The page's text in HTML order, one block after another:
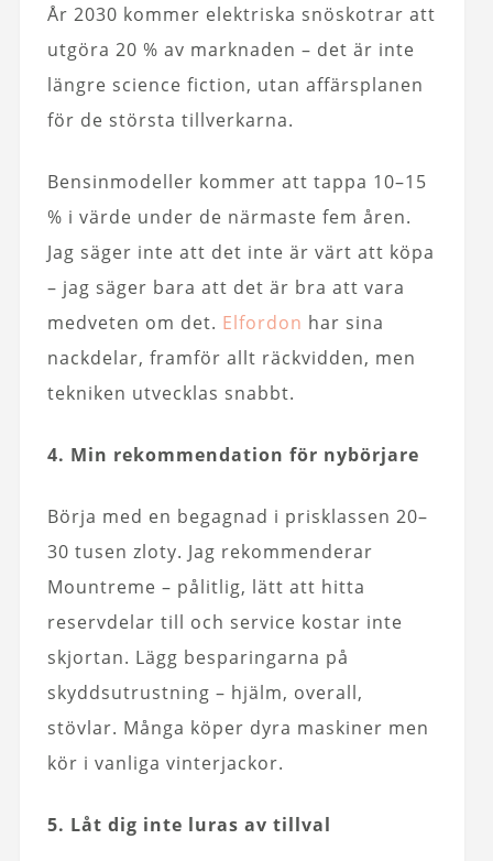
År 2030 kommer elektriska snöskotrar att
utgöra 20 % av marknaden – det är inte
längre science fiction, utan affärsplanen
för de största tillverkarna.
Bensinmodeller kommer att tappa 10–15
% i värde under de närmaste fem åren.
Jag säger inte att det inte är värt att köpa
– jag säger bara att det är bra att vara
medveten om det. Elfordon har sina
nackdelar, framför allt räckvidden, men
tekniken utvecklas snabbt.
4. Min rekommendation för nybörjare
Börja med en begagnad i prisklassen 20–
30 tusen zloty. Jag rekommenderar
Mountreme – pålitlig, lätt att hitta
reservdelar till och service kostar inte
skjortan. Lägg besparingarna på
skyddsutrustning – hjälm, overall,
stövlar. Många köper dyra maskiner men
kör i vanliga vinterjackor.
5. Låt dig inte luras av tillval